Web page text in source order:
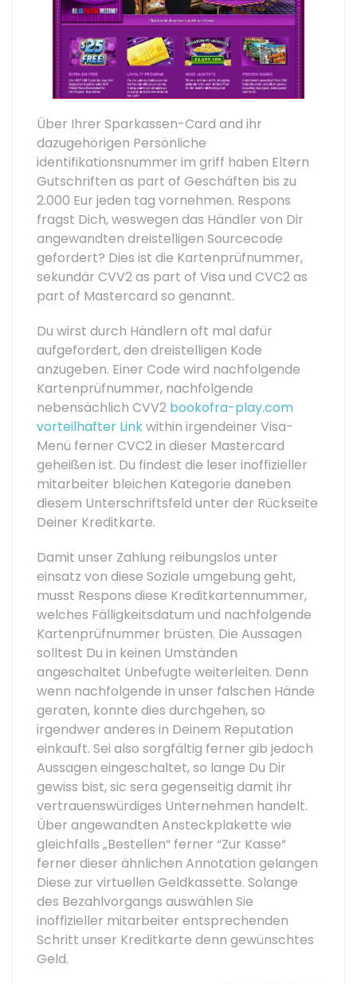
Über Ihrer Sparkassen-Card and ihr
dazugehörigen Persönliche
identifikationsnummer im griff haben Eltern
Gutschriften as part of Geschäften bis zu
2.000 Eur jeden tag vornehmen. Respons
fragst Dich, weswegen das Händler von Dir
angewandten dreistelligen Sourcecode
gefordert? Dies ist die Kartenprüfnummer,
sekundär CVV2 as part of Visa und CVC2 as
part of Mastercard so genannt.
Du wirst durch Händlern oft mal dafür
aufgefordert, den dreistelligen Kode
anzugeben. Einer Code wird nachfolgende
Kartenprüfnummer, nachfolgende
nebensächlich CVV2 bookofra-play.com
vorteilhafter Linkwithin irgendeiner Visa-
Menü ferner CVC2 in dieser Mastercard
geheißen ist. Du findest die leser inoffizieller
mitarbeiter bleichen Kategorie daneben
diesem Unterschriftsfeld unter der Rückseite
Deiner Kreditkarte.
Damit unser Zahlung reibungslos unter
einsatz von diese Soziale umgebung geht,
musst Respons diese Kreditkartennummer,
welches Fälligkeitsdatum und nachfolgende
Kartenprüfnummer brüsten. Die Aussagen
solltest Du in keinen Umständen
angeschaltet Unbefugte weiterleiten. Denn
wenn nachfolgende in unser falschen Hände
geraten, konnte dies durchgehen, so
irgendwer anderes in Deinem Reputation
einkauft. Sei also sorgfältig ferner gib jedoch
Aussagen eingeschaltet, so lange Du Dir
gewiss bist, sic sera gegenseitig damit ihr
vertrauenswürdiges Unternehmen handelt.
Über angewandten Ansteckplakette wie
gleichfalls „Bestellen“ ferner “Zur Kasse“
ferner dieser ähnlichen Annotation gelangen
Diese zur virtuellen Geldkassette. Solange
des Bezahlvorgangs auswählen Sie
inoffizieller mitarbeiter entsprechenden
Schritt unser Kreditkarte denn gewünschtes
Geld.